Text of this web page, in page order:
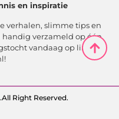
en inspiratie
verhalen, slimme tips en
verzameld op één
vandaag op link-
.All Right Reserved.